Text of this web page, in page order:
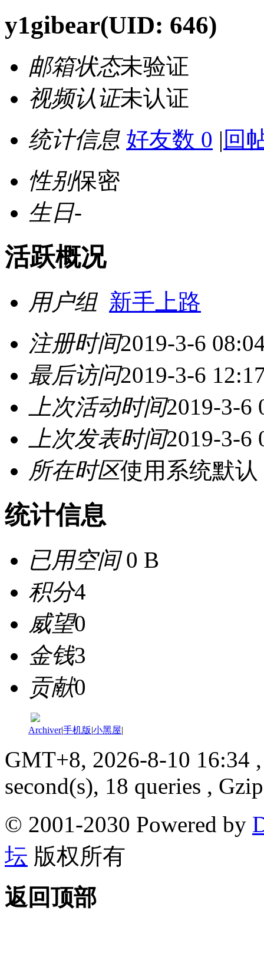
y1gibear(UID: 646)
邮箱状态未验证
视频认证未认证
统计信息 好友数 0 | 回
性别保密
生日-
活跃概况
用户组 新手上路
注册时间2019-3-6
最后访问2019-3-6
上次活动时间2019-3-6
上次发表时间2019-3-6
所在时区使用系统默认
统计信息
已用空间0 B
积分4
威望0
金钱3
贡献0
Archiver|手机版|小黑屋|
GMT+8, 2026-8-10 16:34
second(s), 18 queries ,
© 2001-2030 Powered by
坛 版权所有
返回顶部